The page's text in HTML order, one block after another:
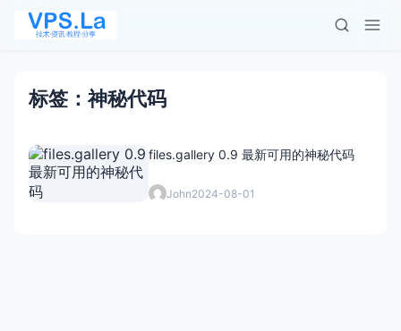
标签：神秘代码
files.gallery 0.9 最新可用的神秘代码
John2024-08-01